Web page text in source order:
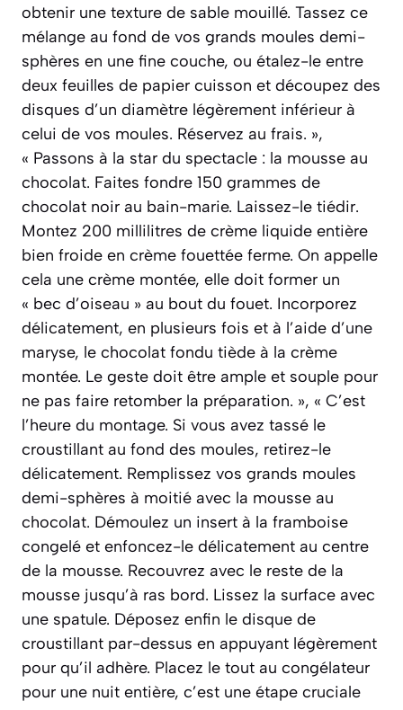
obtenir une texture de sable mouillé. Tassez ce
mélange au fond de vos grands moules demi-
sphères en une fine couche, ou étalez-le entre
deux feuilles de papier cuisson et découpez des
disques d’un diamètre légèrement inférieur à
celui de vos moules. Réservez au frais. »,
« Passons à la star du spectacle : la mousse au
chocolat. Faites fondre 150 grammes de
chocolat noir au bain-marie. Laissez-le tiédir.
Montez 200 millilitres de crème liquide entière
bien froide en crème fouettée ferme. On appelle
cela une crème montée, elle doit former un
« bec d’oiseau » au bout du fouet. Incorporez
délicatement, en plusieurs fois et à l’aide d’une
maryse, le chocolat fondu tiède à la crème
montée. Le geste doit être ample et souple pour
ne pas faire retomber la préparation. », « C’est
l’heure du montage. Si vous avez tassé le
croustillant au fond des moules, retirez-le
délicatement. Remplissez vos grands moules
demi-sphères à moitié avec la mousse au
chocolat. Démoulez un insert à la framboise
congelé et enfoncez-le délicatement au centre
de la mousse. Recouvrez avec le reste de la
mousse jusqu’à ras bord. Lissez la surface avec
une spatule. Déposez enfin le disque de
croustillant par-dessus en appuyant légèrement
pour qu’il adhère. Placez le tout au congélateur
pour une nuit entière, c’est une étape cruciale